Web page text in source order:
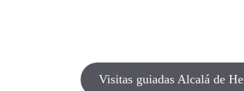
Visitas guiadas Alcalá de